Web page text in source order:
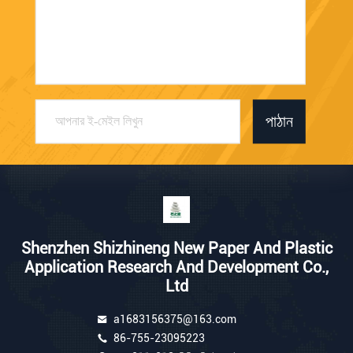
পাঠান
Shenzhen Shizhineng New Paper And Plastic
Application Research And Development Co.,
Ltd
a1683156375@163.com
86-755-23095223